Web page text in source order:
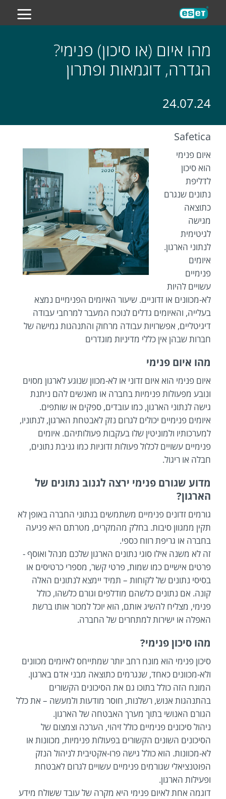
מהו איום (או סיכון) פנימי?
הגדרה, דוגמאות ופתרון
24.07.24
Safetica
איום פנימי
הוא סיכון
לדליפת
נתונים שנגרם
כתוצאה
מגישה
לגיטימית
לנתוני הארגון.
איומים
פנימיים
עשויים להיות
לא-מכוונים או זדוניים. שיעור האיומים הפנימיים נמצא
בעלייה, והאיומים גדלים לנוכח המעבר למרחבי עבודה
דיגיטליים, אפשרויות עבודה מרחוק והתנהגות גמישה של
חברות שבהן אין כללי מדיניות מוגדרים
מהו איום פנימי
איום פנימי הוא איום זדוני או לא-מכוון שנוגע לארגון מסוים
ונובע מפעולות פנימיות בחברה או מאנשים להם ניתנת
גישה לנתוני הארגון, כמו עובדים, ספקים או שותפים.
איומים פנימיים יכולים לגרום נזק לאבטחת הארגון, לנתוניו,
למערכותיו ולמוניטין שלו בעקבות פעולותיהם. איומים
פנימיים עשויים לכלול פעולות זדוניות כמו גניבת נתונים,
חבלה או ריגול.
מדוע שגורם פנימי ירצה לגנוב נתונים של
הארגון?
גורמים זדונים פנימיים משתמשים בנתוני החברה באופן לא
תקין ממגוון סיבות. בחלק מהמקרים, מטרתם היא פגיעה
בחברה או גריפת רווח כספי.
זה לא משנה אילו סוגי נתונים הארגון שלכם מנהל ואוסף -
פרטים אישיים כמו שמות, פרטי קשר, מספרי כרטיסים או
בסיסי נתונים של לקוחות – תמיד יימצא לנתונים האלה
קונה. אם נתונים כלשהם מודלפים וגורם כלשהו, כולל
פנימי, מצליח להשיג אותם, הוא יוכל למכור אותו ברשת
האפלה או ישירות למתחרים של החברה.
מהו סיכון פנימי?
סיכון פנימי הוא מונח רחב יותר שמתייחס לאיומים מכוונים
ולא-מכוונים כאחד, שנגרמים כתוצאה מבני אדם בארגון.
המונח הזה כולל בתוכו גם את הסיכונים הקשורים
בהתנהגות אנוש, רשלנות, חוסר מודעות ולמעשה – את כלל
הגורם האנושי בתוך מערך האבטחה של הארגון.
ניהול סיכונים פנימיים כולל זיהוי, הערכה וצמצום של
הסיכונים השונים הקשורים בפעולות פנימיות, מכוונות או
לא-מכוונות. הוא כולל גישה פרו-אקטיבית לניהול הנזק
הפוטנציאלי שגורמים פנימיים עשויים לגרום לאבטחת
ופעילות הארגון.
דוגמה אחת לאיום פנימי היא מקרה של עובד ששולח מידע